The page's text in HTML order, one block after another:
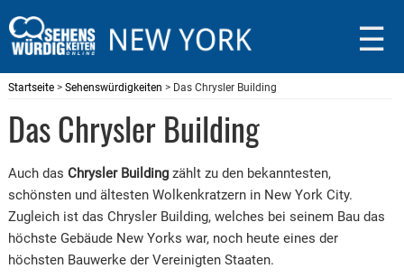
☰
Startseite> Sehenswürdigkeiten > Das Chrysler Building
Das Chrysler Building
Auch das Chrysler Buildingzählt zu den bekanntesten,
schönsten und ältesten Wolkenkratzern in New York City.
Zugleich ist das Chrysler Building, welches bei seinem Bau das
höchste Gebäude New Yorks war, noch heute eines der
höchsten Bauwerke der Vereinigten Staaten.